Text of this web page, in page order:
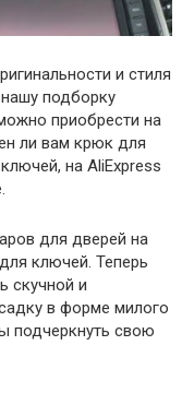
и стиля
подборку
приобрести на
ли вам крюк для
на AliExpress
для дверей на
ключей. Теперь
скучной и
в форме милого
подчеркнуть свою